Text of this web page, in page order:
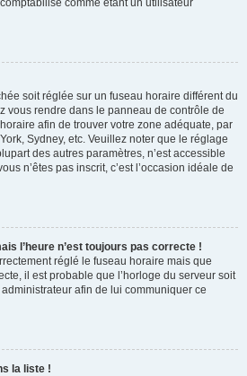
comme étant un utilisateur
soit réglée sur un fuseau horaire différent du
vous rendre dans le panneau de contrôle de
afin de trouver votre zone adéquate, par
Sydney, etc. Veuillez noter que le réglage
des autres paramètres, n’est accessible
n’êtes pas inscrit, c’est l’occasion idéale de
l’heure n’est toujours pas correcte !
réglé le fuseau horaire mais que
il est probable que l’horloge du serveur soit
afin de lui communiquer ce
la liste !